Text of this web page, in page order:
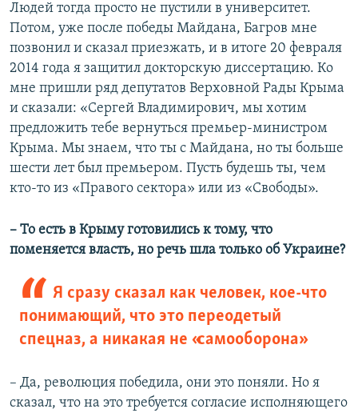
Людей тогда просто не пустили в университет.
Потом, уже после победы Майдана, Багров мне
позвонил и сказал приезжать, и в итоге 20 февраля
2014 года я защитил докторскую диссертацию. Ко
мне пришли ряд депутатов Верховной Рады Крыма
и сказали: «Сергей Владимирович, мы хотим
предложить тебе вернуться премьер-министром
Крыма. Мы знаем, что ты с Майдана, но ты больше
шести лет был премьером. Пусть будешь ты, чем
кто-то из «Правого сектора» или из «Свободы».
– То есть в Крыму готовились к тому, что
поменяется власть, но речь шла только об Украине?
Я сразу сказал как человек, кое-что
понимающий, что это переодетый
спецназ, а никакая не «самооборона»
– Да, революция победила, они это поняли. Но я
сказал, что на это требуется согласие исполняющего